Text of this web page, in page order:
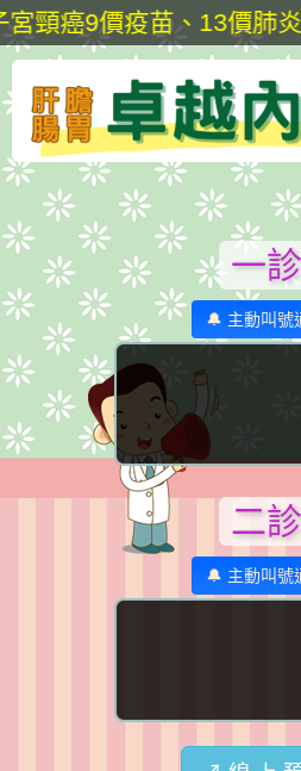
價疫苗、13價肺炎鏈
一診
🔔 主動叫號
二診
🔔 主動叫號